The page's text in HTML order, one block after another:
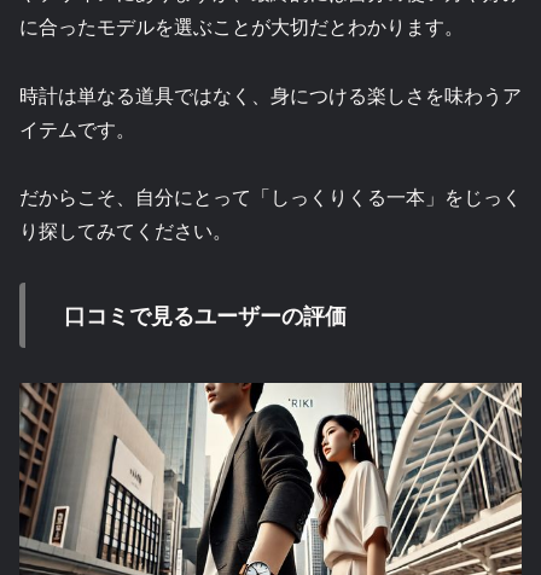
に合ったモデルを選ぶことが大切だとわかります。
時計は単なる道具ではなく、身につける楽しさを味わうア
イテムです。
だからこそ、自分にとって「しっくりくる一本」をじっく
り探してみてください。
口コミで見るユーザーの評価